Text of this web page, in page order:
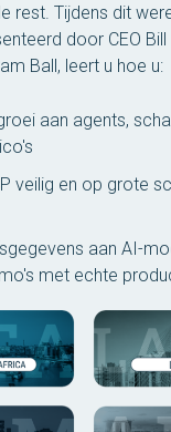
rest. Tijdens dit
door CEO Bill
Ball, leert u hoe u:
aan agents,
veilig en op grote
aan AI-
met echte